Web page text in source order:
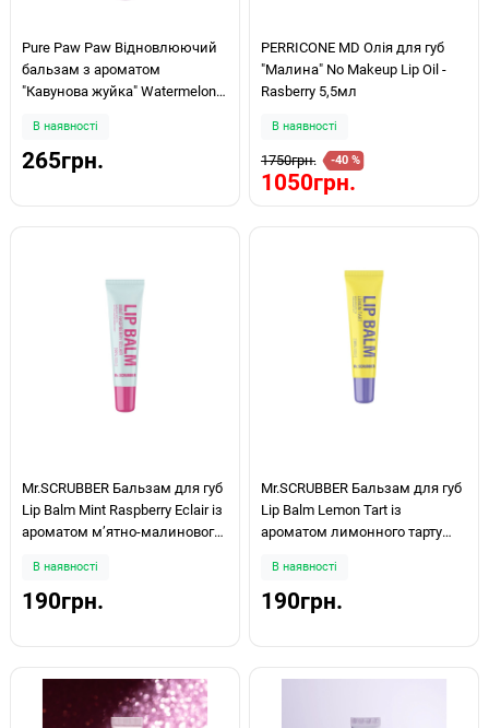
Pure Paw Paw Відновлюючий
бальзам з ароматом
"Кавунова жуйка" Watermelon
В наявності
265грн.
PERRICONE MD Олія для губ
"Малина" No Makeup Lip Oil -
Rasberry 5,5мл
В наявності
1750грн. -40 %
1050грн.
Mr.SCRUBBER Бальзам для губ
Lip Balm Mint Raspberry Eclair із
ароматом м’ятно-малинового
В наявності
190грн.
Mr.SCRUBBER Бальзам для губ
Lip Balm Lemon Tart із
ароматом лимонного тарту
В наявності
190грн.